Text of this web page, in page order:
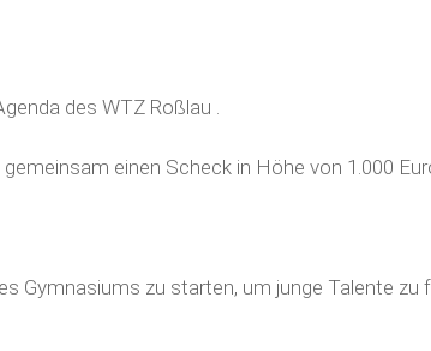
des WTZ Roßlau .
einen Scheck in Höhe von 1.000
Gymnasiums zu starten, um junge Talente zu